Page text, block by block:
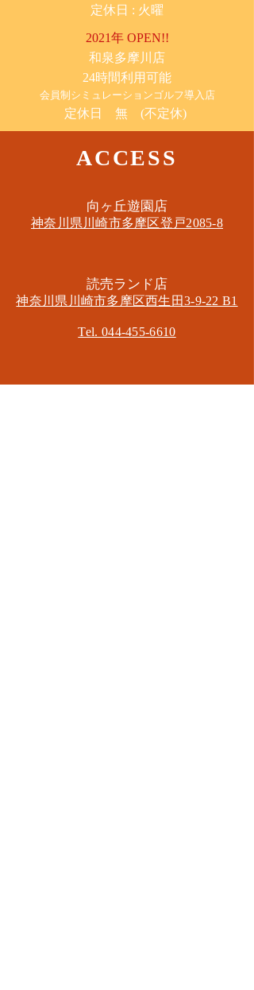
​定休日 : 火曜
2021年 OPEN!!
​和泉多摩川店
24時間利用可能
​会員制シミュレーションゴルフ導入店
定休日 無 (不定休)
ACCESS
​向ヶ丘遊園店
神奈川県川崎市多摩区​登戸2085-8
​読売ランド店
神奈川県川崎市多摩区​西生田3-9-22 B1
Tel. 044-455-6610